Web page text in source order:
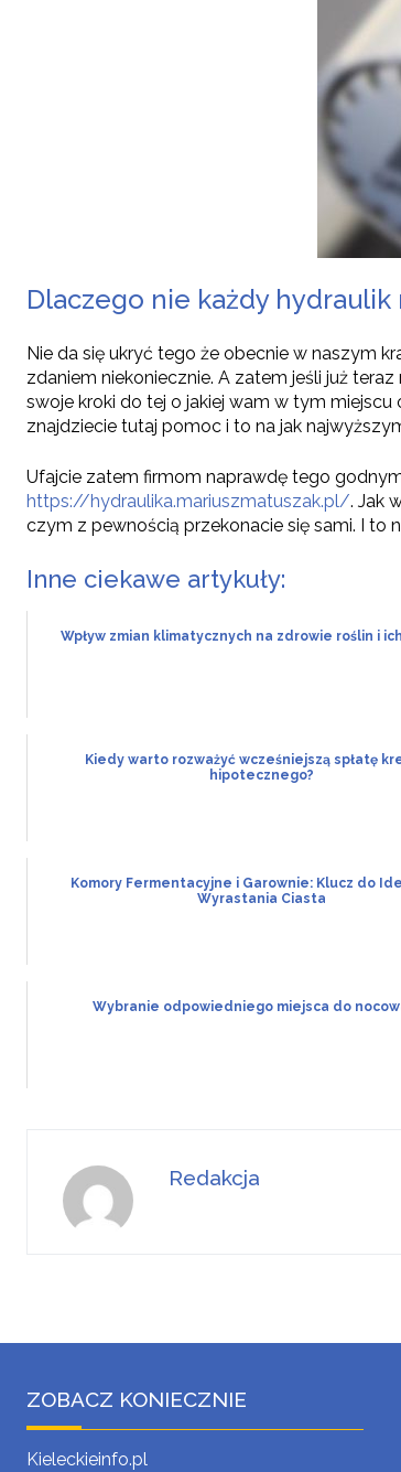
Dlaczego nie każdy
Nie da się ukryć tego że obecnie w naszym
zdaniem niekoniecznie. A zatem jeśli już
swoje kroki do tej o jakiej wam w tym
znajdziecie tutaj pomoc i to na jak
Ufajcie zatem firmom naprawdę tego
https://hydraulika.mariuszmatuszak.pl/. Jak
czym z pewnością przekonacie się sami. I to
Inne ciekawe artykuły:
Wpływ zmian klimatycznych na zdrowie roślin i
Kiedy warto rozważyć wcześniejszą spłatę
hipotecznego?
Komory Fermentacyjne i Garownie: Klucz do
Wyrastania Ciasta
Wybranie odpowiedniego miejsca do
Redakcja
ZOBACZ KONIECZNIE
Kieleckieinfo.pl